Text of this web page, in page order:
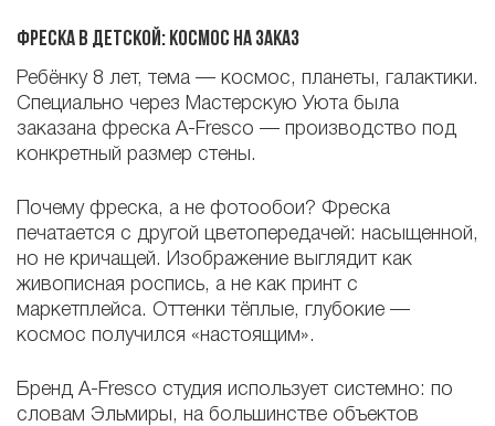
Фреска в детской: космос на заказ
Ребёнку 8 лет, тема — космос, планеты, галактики.
Специально через Мастерскую Уюта была
заказана фреска A-Fresco — производство под
конкретный размер стены.
Почему фреска, а не фотообои? Фреска
печатается с другой цветопередачей: насыщенной,
но не кричащей. Изображение выглядит как
живописная роспись, а не как принт с
маркетплейса. Оттенки тёплые, глубокие —
космос получился «настоящим».
Бренд A-Fresco студия использует системно: по
словам Эльмиры, на большинстве объектов